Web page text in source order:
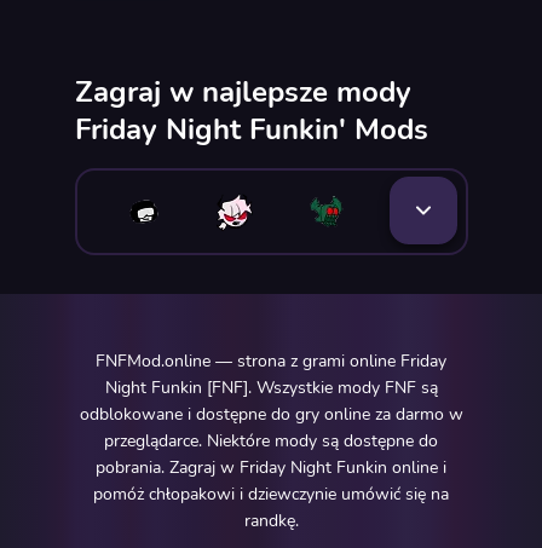
Zagraj w najlepsze mody
Friday Night Funkin' Mods
FNFMod.online — strona z grami online Friday
Night Funkin [FNF]. Wszystkie mody FNF są
odblokowane i dostępne do gry online za darmo w
przeglądarce. Niektóre mody są dostępne do
pobrania. Zagraj w Friday Night Funkin online i
pomóż chłopakowi i dziewczynie umówić się na
randkę.